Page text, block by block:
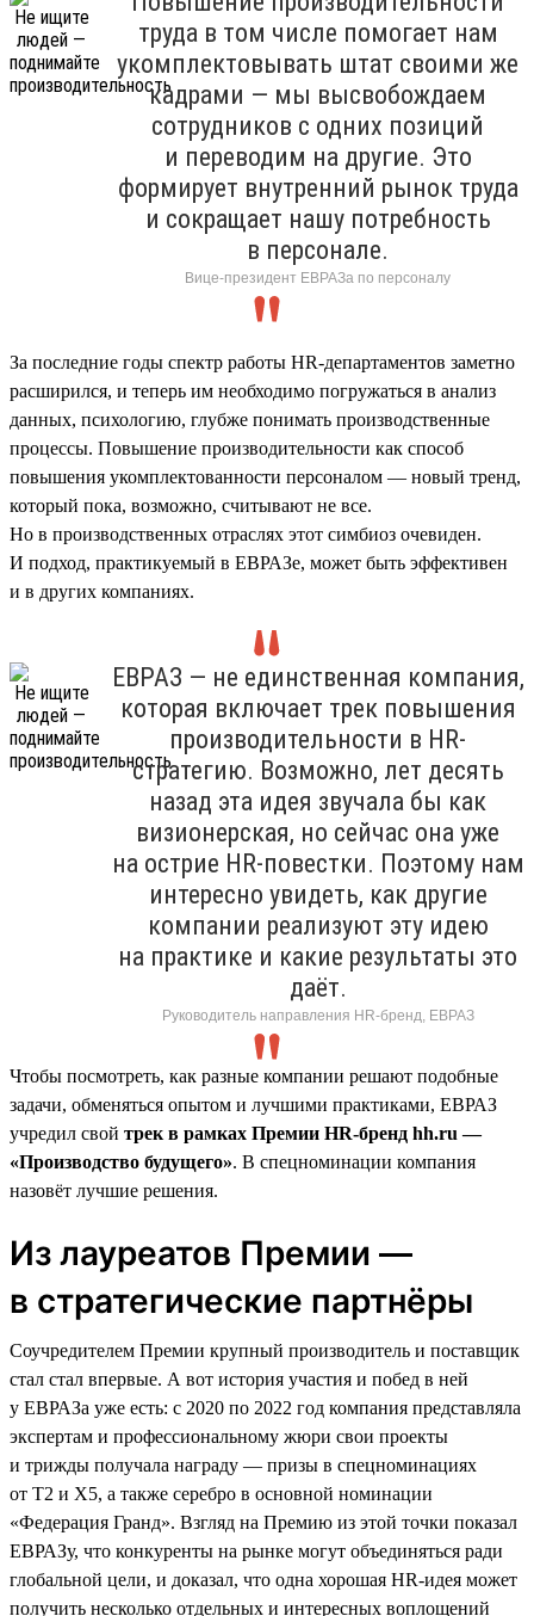
труда в том числе помогает нам
укомплектовывать штат своими же
кадрами — мы высвобождаем
сотрудников с одних позиций
и переводим на другие. Это
формирует внутренний рынок труда
и сокращает нашу потребность
в персонале.
Вице-президент ЕВРАЗа по персоналу
За последние годы спектр работы HR-департаментов заметно
расширился, и теперь им необходимо погружаться в анализ
данных, психологию, глубже понимать производственные
процессы. Повышение производительности как способ
повышения укомплектованности персоналом — новый тренд,
который пока, возможно, считывают не все.
Но в производственных отраслях этот симбиоз очевиден.
И подход, практикуемый в ЕВРАЗе, может быть эффективен
и в других компаниях.
ЕВРАЗ — не единственная компания,
которая включает трек повышения
производительности в HR-
стратегию. Возможно, лет десять
назад эта идея звучала бы как
визионерская, но сейчас она уже
на острие HR-повестки. Поэтому нам
интересно увидеть, как другие
компании реализуют эту идею
на практике и какие результаты это
даёт.
Руководитель направления HR-бренд, ЕВРАЗ
Чтобы посмотреть, как разные компании решают подобные
задачи, обменяться опытом и лучшими практиками, ЕВРАЗ
учредил свой трек в рамках Премии HR-бренд hh.ru —
«Производство будущего». В спецноминации компания
назовёт лучшие решения.
Из лауреатов Премии —
в стратегические партнёры
Соучредителем Премии крупный производитель и поставщик
стал стал впервые. А вот история участия и побед в ней
у ЕВРАЗа уже есть: с 2020 по 2022 год компания представляла
экспертам и профессиональному жюри свои проекты
и трижды получала награду — призы в спецноминациях
от T2 и X5, а также серебро в основной номинации
«Федерация Гранд». Взгляд на Премию из этой точки показал
ЕВРАЗу, что конкуренты на рынке могут объединяться ради
глобальной цели, и доказал, что одна хорошая HR-идея может
получить несколько отдельных и интересных воплощений